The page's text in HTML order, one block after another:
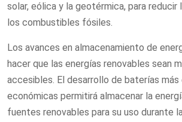
solar, eólica y la geotérmica, para reducir
los combustibles fósiles.
Los avances en almacenamiento de
hacer que las energías renovables sean
accesibles. El desarrollo de baterías
económicas permitirá almacenar la
fuentes renovables para su uso durante